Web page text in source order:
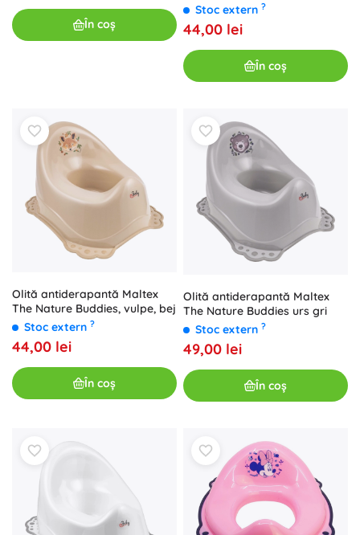
În coș
Stoc extern ?
44,00 lei
În coș
Olită antiderapantă Maltex
The Nature Buddies, vulpe, bej
Stoc extern ?
44,00 lei
În coș
Olită antiderapantă Maltex
The Nature Buddies urs gri
Stoc extern ?
49,00 lei
În coș